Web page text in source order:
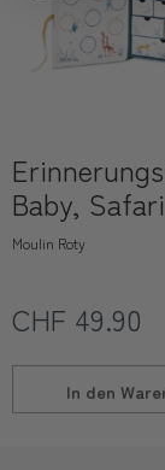
Baby, Safari
Moulin Roty
CHF 49.90
In den